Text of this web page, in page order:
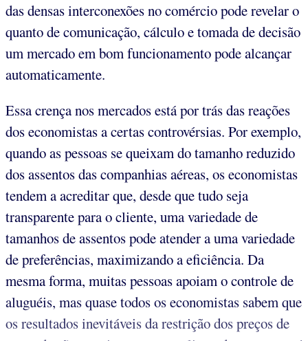
das densas interconexões no comércio pode revelar o
quanto de comunicação, cálculo e tomada de decisão
um mercado em bom funcionamento pode alcançar
automaticamente.
Essa crença nos mercados está por trás das reações
dos economistas a certas controvérsias. Por exemplo,
quando as pessoas se queixam do tamanho reduzido
dos assentos das companhias aéreas, os economistas
tendem a acreditar que, desde que tudo seja
transparente para o cliente, uma variedade de
tamanhos de assentos pode atender a uma variedade
de preferências, maximizando a eficiência. Da
mesma forma, muitas pessoas apoiam o controle de
aluguéis, mas quase todos os economistas sabem que
os resultados inevitáveis da restrição dos preços de